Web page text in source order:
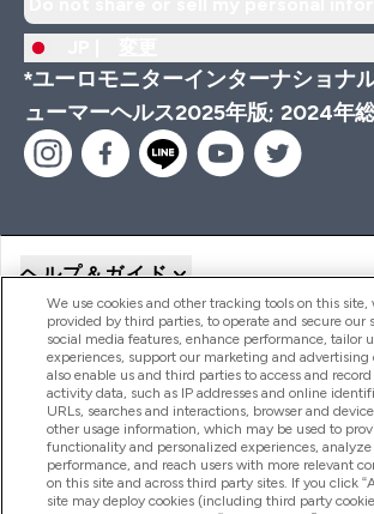
*ユーロモニターインターナショナ
ューマーヘルス2025年版; 2024年
ヘルプ＆ガイド
商品について
会社概要
We use cookies and other tracking tools on this
provided by third parties, to operate and secure our
social media features, enhance performance, tailor
experiences, support our marketing and advertising
also enable us and third parties to access and
activity data, such as IP addresses and online
URLs, searches and interactions, browser and
other usage information, which may be used to
functionality and personalized experiences,
performance, and reach users with more relevant
on this site and across third party sites. If you click
site may deploy cookies (including third party